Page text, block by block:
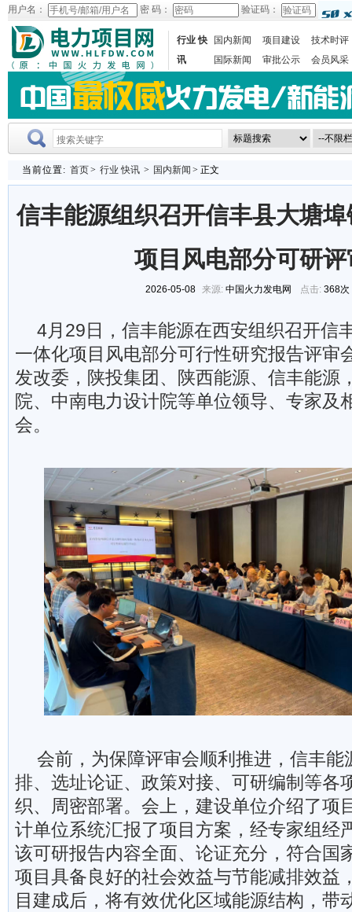
用户名： 密 码： 验证码：
行业 快
讯
国内新闻 项目建设
技术时评
国际新闻
审批公示 会员风采
当前位置: 首页> 行业 快讯 > 国内新闻 > 正文
信丰能源组织召开信丰县大塘
项目风电部分可研
2026-05-08 来源: 中国火力发电网 点击: 368次
4月29日，信丰能源在西安组织召开信
一体化项目风电部分可行性研究报告评审
发改委，陕投集团、陕西能源、信丰能源
院、中南电力设计院等单位领导、专家及
会。
会前，为保障评审会顺利推进，信丰能
排、选址论证、政策对接、可研编制等各
织、周密部署。会上，建设单位介绍了项
计单位系统汇报了项目方案，经专家组经
该可研报告内容全面、论证充分，符合国
项目具备良好的社会效益与节能减排效益
目建成后，将有效优化区域能源结构，带